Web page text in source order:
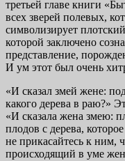
третьей главе книги
всех зверей полевых,
символизирует
которой заключено
представление,
И ум этот был очень
«И сказал змей жене:
какого дерева в раю?»
«И сказала жена змею:
плодов с дерева,
не прикасайтесь к ним,
происходящий в уме